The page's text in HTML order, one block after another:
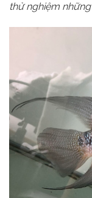
thử nghiệm